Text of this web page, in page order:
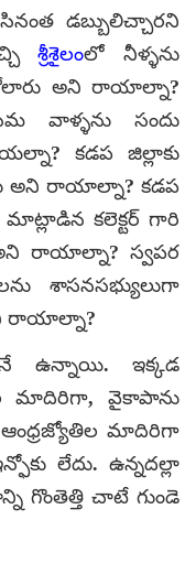
డబ్బులిచ్చారని
శ్రీశైలంలో నీళ్ళను
అని రాయాల్నా?
వాళ్ళను సందు
కడప జిల్లాకు
అని రాయాల్నా? కడప
కలెక్టర్ గారి
అని రాయాల్నా? స్వపర
శాసనసభ్యులుగా
రాయాల్నా?
ఉన్నాయి. ఇక్కడ
మాదిరిగా, వైకాపాను
మాదిరిగా
లేదు. ఉన్నదల్లా
గొంతెత్తి చాటే గుండె